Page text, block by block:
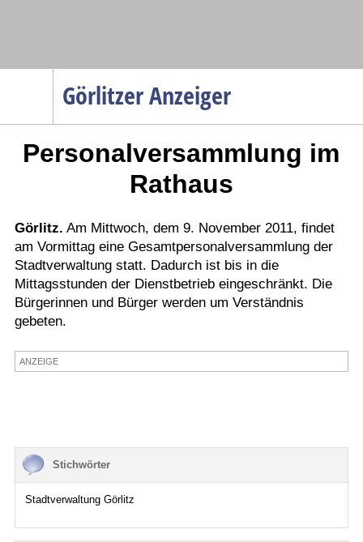
Görlitzer Anzeiger
Menüpunkte
Politik
Wirtschaft
Service
Verkehr
Gesundheit
Sport
Personalversammlung im
Rathaus
Görlitz. Am Mittwoch, dem 9. November 2011, findet
am Vormittag eine Gesamtpersonalversammlung der
Stadtverwaltung statt. Dadurch ist bis in die
Mittagsstunden der Dienstbetrieb eingeschränkt. Die
Bürgerinnen und Bürger werden um Verständnis
gebeten.
ANZEIGE
Stichwörter
Stadtverwaltung Görlitz